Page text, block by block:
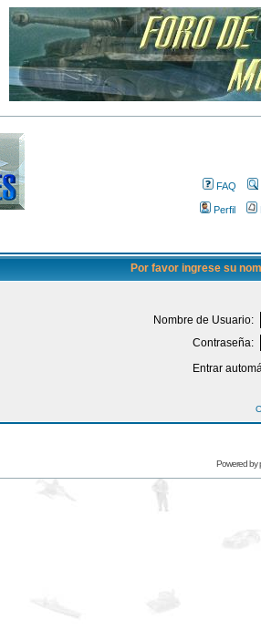
FAQ
Perfil
Por favor ingrese su
Nombre de Usuario:
Contraseña:
Entrar
Powered by